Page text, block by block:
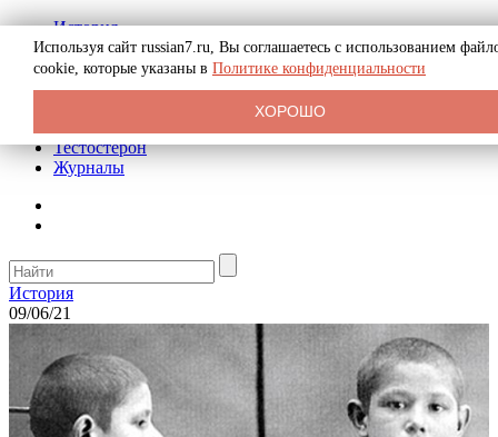
История
Биография
Криминал
Реклама на сайте
Тестостерон
Журналы
История
09/06/21
Используя сайт russian7.ru, Вы соглашаетесь с использованием
cookie, которые указаны в Политике конфиденциальности
ХОРОШО